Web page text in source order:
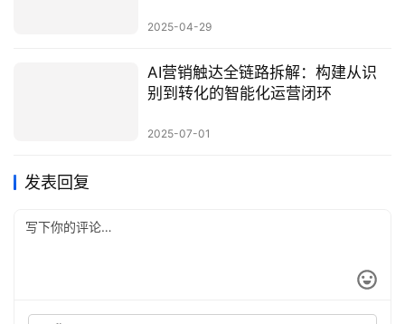
2025-04-29
AI营销触达全链路拆解：构建从识
别到转化的智能化运营闭环
2025-07-01
发表回复